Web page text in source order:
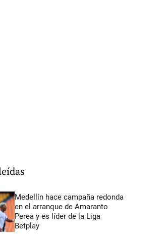
Medellín hace campaña redonda
en el arranque de Amaranto
Perea y es líder de la Liga
Betplay